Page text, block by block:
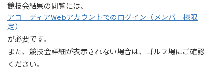
競技会結果の閲覧には、
アコーディアWebアカウントでのログイン（メンバー様限
定）
が必要です。
また、競技会詳細が表示されない場合は、ゴルフ場にご確認
ください。